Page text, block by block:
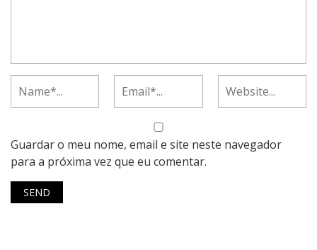
Guardar o meu nome, email e site neste navegador
para a próxima vez que eu comentar.